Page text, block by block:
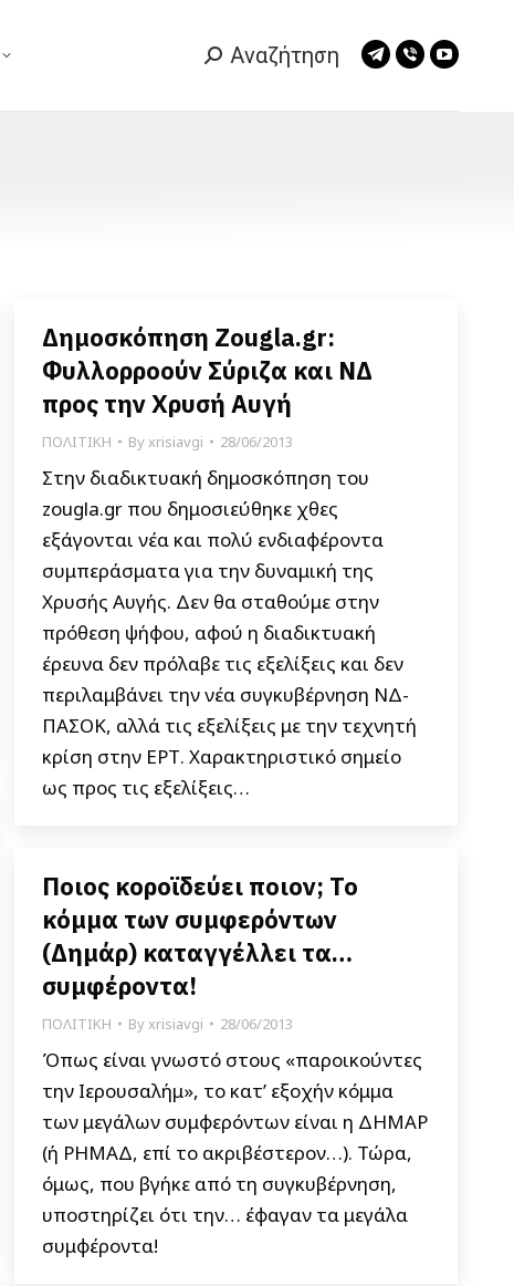
Search:
Αναζήτηση
Telegram
Viber
Δημοσκόπηση Zougla.gr:
Φυλλορροούν Σύριζα και ΝΔ
προς την Χρυσή Αυγή
ΠΟΛΙΤΙΚΗ Byxrisiavgi 28/06/2013
Στην διαδικτυακή δημοσκόπηση του
zougla.gr που δημοσιεύθηκε χθες
εξάγονται νέα και πολύ ενδιαφέροντα
συμπεράσματα για την δυναμική της
Χρυσής Αυγής. Δεν θα σταθούμε στην
πρόθεση ψήφου, αφού η διαδικτυακή
έρευνα δεν πρόλαβε τις εξελίξεις και δεν
περιλαμβάνει την νέα συγκυβέρνηση ΝΔ-
ΠΑΣΟΚ, αλλά τις εξελίξεις με την τεχνητή
κρίση στην ΕΡΤ. Χαρακτηριστικό σημείο
ως προς τις εξελίξεις…
Ποιος κοροϊδεύει ποιον; Το
κόμμα των συμφερόντων
(Δημάρ) καταγγέλλει τα…
συμφέροντα!
ΠΟΛΙΤΙΚΗ Byxrisiavgi 28/06/2013
Όπως είναι γνωστό στους «παροικούντες
την Ιερουσαλήμ», το κατ’ εξοχήν κόμμα
των μεγάλων συμφερόντων είναι η ΔΗΜΑΡ
(ή ΡΗΜΑΔ, επί το ακριβέστερον…). Τώρα,
όμως, που βγήκε από τη συγκυβέρνηση,
υποστηρίζει ότι την… έφαγαν τα μεγάλα
συμφέροντα!